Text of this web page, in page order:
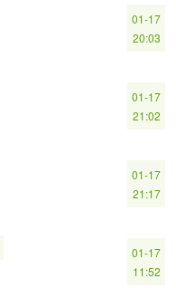
01-17
20:03
01-17
21:02
01-17
21:17
01-17
11:52